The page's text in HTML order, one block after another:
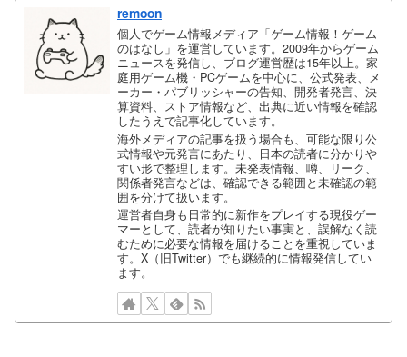
remoon
個人でゲーム情報メディア「ゲーム情報！ゲーム
のはなし」を運営しています。2009年からゲーム
ニュースを発信し、ブログ運営歴は15年以上。家
庭用ゲーム機・PCゲームを中心に、公式発表、メ
ーカー・パブリッシャーの告知、開発者発言、決
算資料、ストア情報など、出典に近い情報を確認
したうえで記事化しています。
海外メディアの記事を扱う場合も、可能な限り公
式情報や元発言にあたり、日本の読者に分かりや
すい形で整理します。未発表情報、噂、リーク、
関係者発言などは、確認できる範囲と未確認の範
囲を分けて扱います。
運営者自身も日常的に新作をプレイする現役ゲー
マーとして、読者が知りたい事実と、誤解なく読
むために必要な情報を届けることを重視していま
す。X（旧Twitter）でも継続的に情報発信してい
ます。